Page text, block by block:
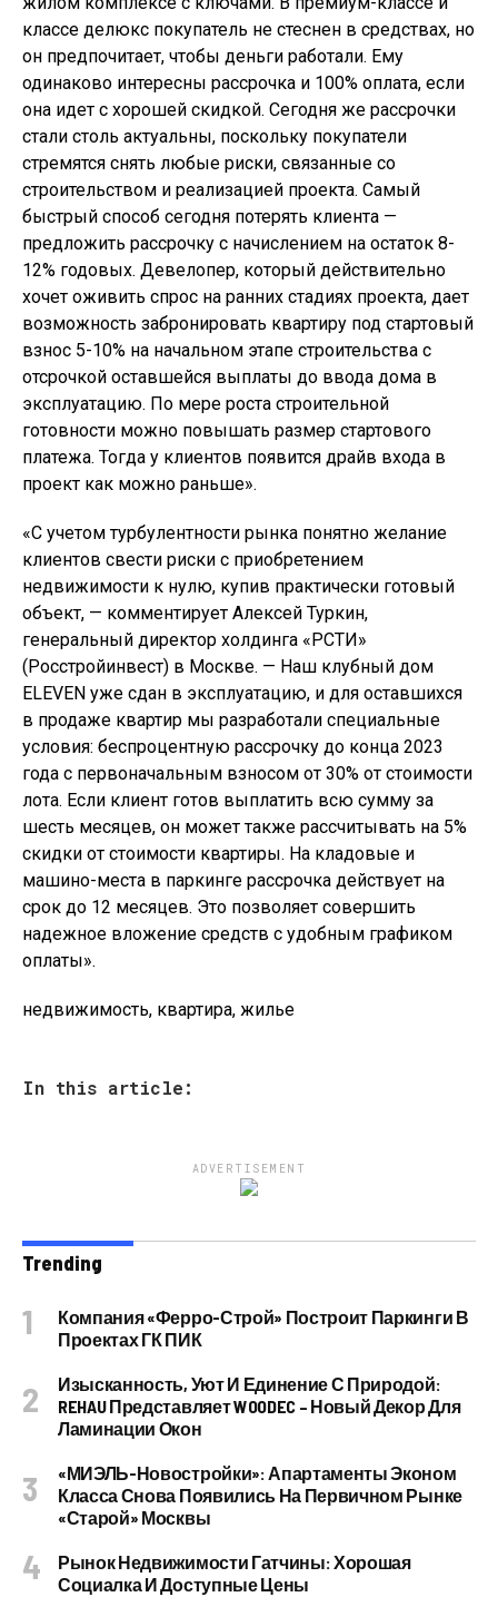
классе делюкс покупатель не стеснен в средствах, но
он предпочитает, чтобы деньги работали. Ему
одинаково интересны рассрочка и 100% оплата, если
она идет с хорошей скидкой. Сегодня же рассрочки
стали столь актуальны, поскольку покупатели
стремятся снять любые риски, связанные со
строительством и реализацией проекта. Самый
быстрый способ сегодня потерять клиента —
предложить рассрочку с начислением на остаток 8-
12% годовых. Девелопер, который действительно
хочет оживить спрос на ранних стадиях проекта, дает
возможность забронировать квартиру под стартовый
взнос 5-10% на начальном этапе строительства с
отсрочкой оставшейся выплаты до ввода дома в
эксплуатацию. По мере роста строительной
готовности можно повышать размер стартового
платежа. Тогда у клиентов появится драйв входа в
проект как можно раньше».
«С учетом турбулентности рынка понятно желание
клиентов свести риски с приобретением
недвижимости к нулю, купив практически готовый
объект, — комментирует Алексей Туркин,
генеральный директор холдинга «РСТИ»
(Росстройинвест) в Москве. — Наш клубный дом
ELEVEN уже сдан в эксплуатацию, и для оставшихся
в продаже квартир мы разработали специальные
условия: беспроцентную рассрочку до конца 2023
года с первоначальным взносом от 30% от стоимости
лота. Если клиент готов выплатить всю сумму за
шесть месяцев, он может также рассчитывать на 5%
скидки от стоимости квартиры. На кладовые и
машино-места в паркинге рассрочка действует на
срок до 12 месяцев. Это позволяет совершить
надежное вложение средств с удобным графиком
оплаты».
недвижимость, квартира, жилье
In this article:
ADVERTISEMENT
Trending
Компания «Ферро-Строй» Построит Паркинги В
Проектах ГК ПИК
Изысканность, Уют И Единение С Природой:
REHAU Представляет WOODEC – Новый Декор Для
Ламинации Окон
«МИЭЛЬ-Новостройки»: Апартаменты Эконом
Класса Снова Появились На Первичном Рынке
«старой» Москвы
Рынок Недвижимости Гатчины: Хорошая
Социалка И Доступные Цены